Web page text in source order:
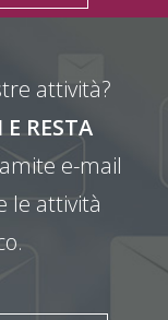
attività?
RESTA
e-mail
le attività